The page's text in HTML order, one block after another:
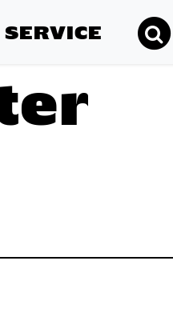
SERVICE